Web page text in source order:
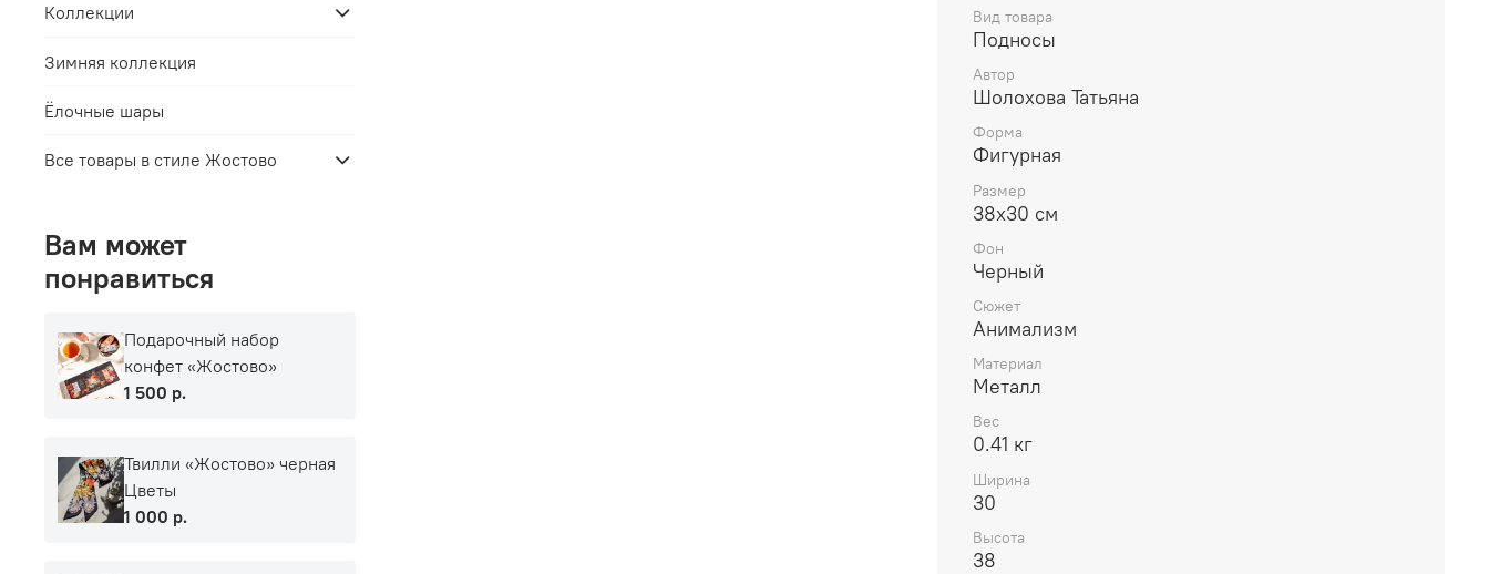
Вид товара
Подносы
Автор
Шолохова Татьяна
Форма
Фигурная
Размер
38х30 см
Фон
Черный
Сюжет
Анимализм
Материал
Металл
Вес
0.41 кг
Ширина
30
Высота
38
Коллекции
Зимняя коллекция
Ёлочные шары
Все товары в стиле Жостово
Вам может
понравиться
Подарочный набор
конфет «Жостово»
1 500 р.
Твилли «Жостово» черная
Цветы
1 000 р.